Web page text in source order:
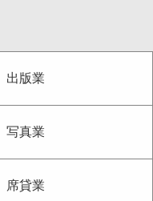
出版業
写真業
席貸業